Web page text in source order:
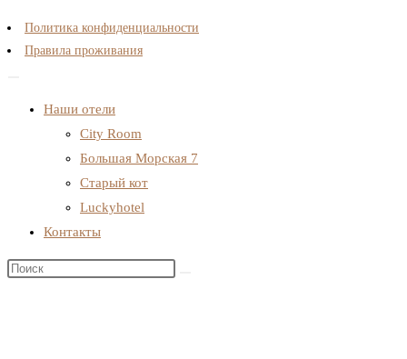
Политика конфиденциальности
Правила проживания
Наши отели
City Room
Большая Морская 7
Старый кот
Luckyhotel
Контакты